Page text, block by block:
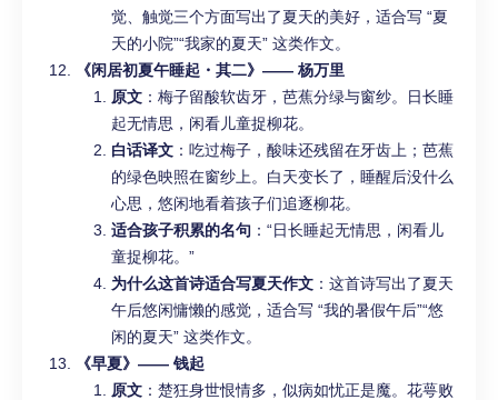
觉、触觉三个方面写出了夏天的美好，适合写 “夏
天的小院”“我家的夏天” 这类作文。
《闲居初夏午睡起・其二》—— 杨万里
原文 ：梅子留酸软齿牙，芭蕉分绿与窗纱。日长睡
起无情思，闲看儿童捉柳花。
白话译文 ：吃过梅子，酸味还残留在牙齿上；芭蕉
的绿色映照在窗纱上。白天变长了，睡醒后没什么
心思，悠闲地看着孩子们追逐柳花。
适合孩子积累的名句 ：“日长睡起无情思，闲看儿
童捉柳花。”
为什么这首诗适合写夏天作文 ：这首诗写出了夏天
午后悠闲慵懒的感觉，适合写 “我的暑假午后”“悠
闲的夏天” 这类作文。
《早夏》—— 钱起
原文 ：楚狂身世恨情多，似病如忧正是魔。花萼败